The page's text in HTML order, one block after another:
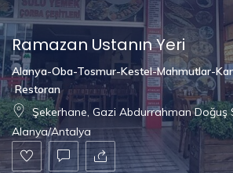
Ramazan Ustanın Yeri
Alanya-Oba-Tosmur-Kestel-Mahmutlar-
Restoran
Şekerhane, Gazi Abdurrahman Doğuş
Alanya/Antalya